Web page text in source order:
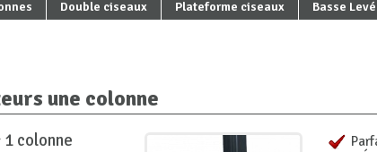
Double ciseaux Plateforme ciseaux Basse
une colonne
colonne